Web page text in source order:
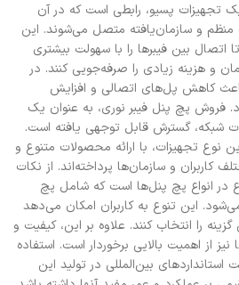
تجهیزات پسیو، رابطی است که در آن
منظم و سازمان‌یافته متصل می‌شوند. این
تا اتصال بین فیبرها را با سهولت بیشتری
و هزینه زیادی را صرفه‌جویی کنند. در
کاهش پل‌های اتصالی و افزایش
فروش پچ پنل فیبر نوری، به عنوان یک
شبکه، گسترش قابل توجهی یافته است.
نوع تجهیزات، با ارائه محصولات متنوع و
کاربران و سازمان‌ها پرداخته‌اند. از نکات
در انواع پچ پنل‌ها است که شامل پچ
24 و 48 پورت می‌شود. این تنوع به کاربران امکان می‌دهد
را انتخاب کنند. علاوه بر این، کیفیت و
از اهمیت بالایی برخوردار است. استفاده
استانداردهای بین‌المللی در تولید این